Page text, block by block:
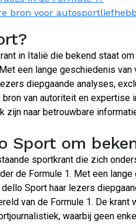
bron voor
in Italië die bekend staat
een lange geschiedenis
diepgaande analyses,
van autoriteit en expertise
naar betrouwbare
Sport om
sportkrant die zich
de Formule 1. Met een
Sport haar lezers
van de Formule 1. De krant
waarbij geen